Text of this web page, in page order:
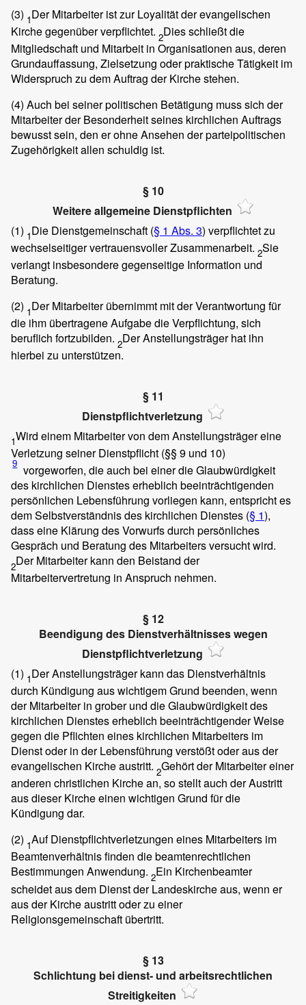
(3) 1Der Mitarbeiter ist zur Loyalität der evangelischen
Kirche gegenüber verpflichtet. 2Dies schließt die
Mitgliedschaft und Mitarbeit in Organisationen aus, deren
Grundauffassung, Zielsetzung oder praktische Tätigkeit im
Widerspruch zu dem Auftrag der Kirche stehen.
(4) Auch bei seiner politischen Betätigung muss sich der
Mitarbeiter der Besonderheit seines kirchlichen Auftrags
bewusst sein, den er ohne Ansehen der parteipolitischen
Zugehörigkeit allen schuldig ist.
§ 10
Weitere allgemeine Dienstpflichten
(1) 1Die Dienstgemeinschaft (§ 1 Abs. 3) verpflichtet zu
wechselseitiger vertrauensvoller Zusammenarbeit. 2Sie
verlangt insbesondere gegenseitige Information und
Beratung.
(2) 1Der Mitarbeiter übernimmt mit der Verantwortung für
die ihm übertragene Aufgabe die Verpflichtung, sich
beruflich fortzubilden. 2Der Anstellungsträger hat ihn
hierbei zu unterstützen.
§ 11
Dienstpflichtverletzung
1Wird einem Mitarbeiter von dem Anstellungsträger eine
Verletzung seiner Dienstpflicht (§§ 9 und 10)
9 vorgeworfen, die auch bei einer die Glaubwürdigkeit
des kirchlichen Dienstes erheblich beeinträchtigenden
persönlichen Lebensführung vorliegen kann, entspricht es
dem Selbstverständnis des kirchlichen Dienstes (§ 1),
dass eine Klärung des Vorwurfs durch persönliches
Gespräch und Beratung des Mitarbeiters versucht wird.
2Der Mitarbeiter kann den Beistand der
Mitarbeitervertretung in Anspruch nehmen.
§ 12
Beendigung des Dienstverhältnisses wegen
Dienstpflichtverletzung
(1) 1Der Anstellungsträger kann das Dienstverhältnis
durch Kündigung aus wichtigem Grund beenden, wenn
der Mitarbeiter in grober und die Glaubwürdigkeit des
kirchlichen Dienstes erheblich beeinträchtigender Weise
gegen die Pflichten eines kirchlichen Mitarbeiters im
Dienst oder in der Lebensführung verstößt oder aus der
evangelischen Kirche austritt. 2Gehört der Mitarbeiter einer
anderen christlichen Kirche an, so stellt auch der Austritt
aus dieser Kirche einen wichtigen Grund für die
Kündigung dar.
(2) 1Auf Dienstpflichtverletzungen eines Mitarbeiters im
Beamtenverhältnis finden die beamtenrechtlichen
Bestimmungen Anwendung. 2Ein Kirchenbeamter
scheidet aus dem Dienst der Landeskirche aus, wenn er
aus der Kirche austritt oder zu einer
Religionsgemeinschaft übertritt.
§ 13
Schlichtung bei dienst- und arbeitsrechtlichen
Streitigkeiten